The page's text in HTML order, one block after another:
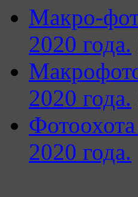
Макро-
2020 года.
2020 года.
2020 года.